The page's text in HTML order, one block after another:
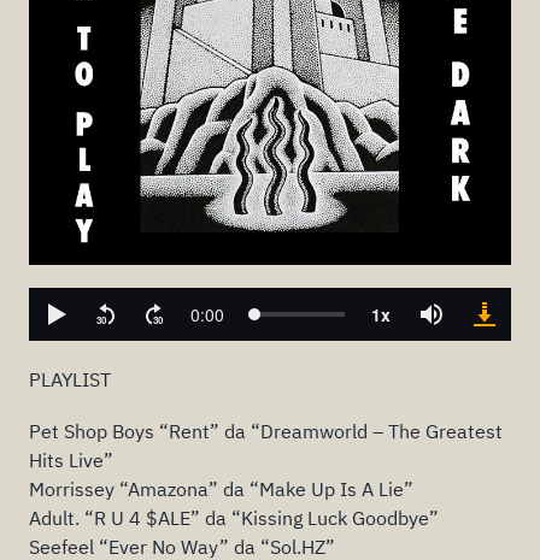
PLAYLIST
Pet Shop Boys “Rent” da “Dreamworld – The Greatest
Hits Live”
Morrissey “Amazona” da “Make Up Is A Lie”
Adult. “R U 4 $ALE” da “Kissing Luck Goodbye”
Seefeel “Ever No Way” da “Sol.HZ”